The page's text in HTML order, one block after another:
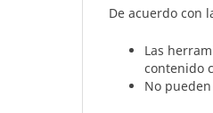
De acuerdo con
Las
contenido
No